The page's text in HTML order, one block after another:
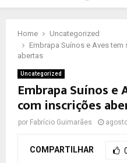
Home
Uncategorized
Embrapa Suínos e Aves
abertas
Uncategorized
Embrapa Suínos e
com inscrições
por Fabrício Guimarães
COMPARTILHAR